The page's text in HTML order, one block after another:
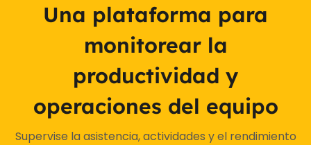
Una plataforma para
monitorear la
productividad y
operaciones del equipo
Supervise la asistencia, actividades y el rendimiento